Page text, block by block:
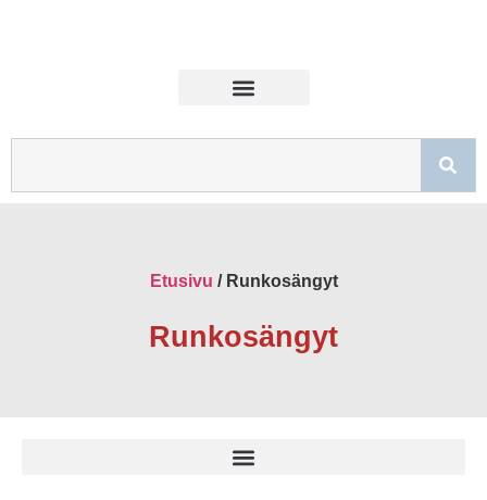
Etusivu / Runkosängyt
Runkosängyt